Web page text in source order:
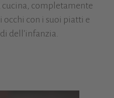
completamente
occhi con i suoi piatti e
dell’infanzia.